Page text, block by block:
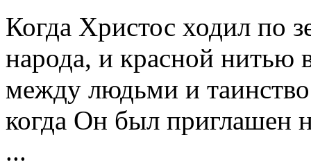
Когда Христос ходил по
народа, и красной нитью
между людьми и таинство
когда Он был приглашен
...